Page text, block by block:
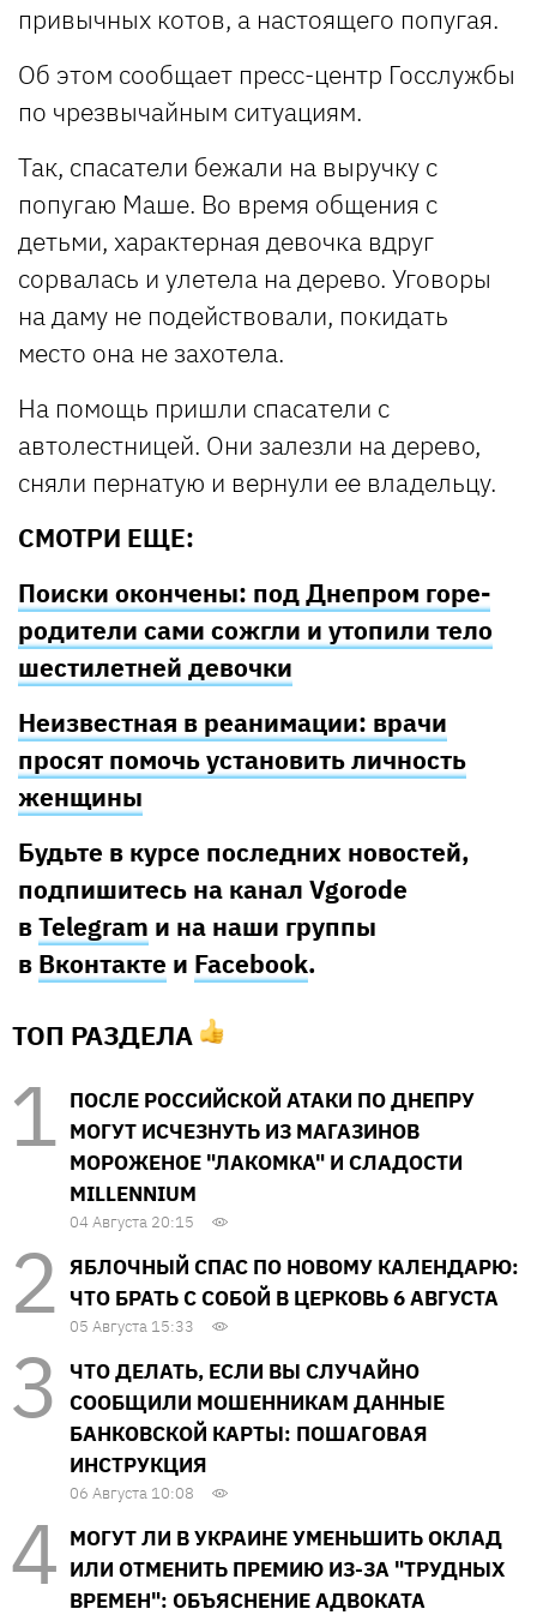
привычных котов, а настоящего попугая.
Об этом сообщает пресс-центр Госслужбы
по чрезвычайным ситуациям.
Так, спасатели бежали на выручку с
попугаю Маше. Во время общения с
детьми, характерная девочка вдруг
сорвалась и улетела на дерево. Уговоры
на даму не подействовали, покидать
место она не захотела.
На помощь пришли спасатели с
автолестницей. Они залезли на дерево,
сняли пернатую и вернули ее владельцу.
СМОТРИ ЕЩЕ:
Поиски окончены: под Днепром горе-
родители сами сожгли и утопили тело
шестилетней девочки
Неизвестная в реанимации: врачи
просят помочь установить личность
женщины
Будьте в курсе последних новостей,
подпишитесь на канал Vgorode
вTelegram и на наши группы
в Вконтакте и Facebook.
ТОП РАЗДЕЛА
ПОСЛЕ РОССИЙСКОЙ АТАКИ ПО ДНЕПРУ
МОГУТ ИСЧЕЗНУТЬ ИЗ МАГАЗИНОВ
МОРОЖЕНОЕ "ЛАКОМКА" И СЛАДОСТИ
MILLENNIUM
04 Августа 20:15
ЯБЛОЧНЫЙ СПАС ПО НОВОМУ КАЛЕНДАРЮ:
ЧТО БРАТЬ С СОБОЙ В ЦЕРКОВЬ 6 АВГУСТА
05 Августа 15:33
ЧТО ДЕЛАТЬ, ЕСЛИ ВЫ СЛУЧАЙНО
СООБЩИЛИ МОШЕННИКАМ ДАННЫЕ
БАНКОВСКОЙ КАРТЫ: ПОШАГОВАЯ
ИНСТРУКЦИЯ
06 Августа 10:08
МОГУТ ЛИ В УКРАИНЕ УМЕНЬШИТЬ ОКЛАД
ИЛИ ОТМЕНИТЬ ПРЕМИЮ ИЗ-ЗА "ТРУДНЫХ
ВРЕМЕН": ОБЪЯСНЕНИЕ АДВОКАТА